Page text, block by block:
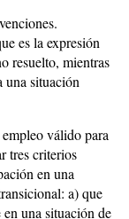
es la expresión
resuelto, mientras
una situación
válido para
tres criterios
en una
a) que
una situación de